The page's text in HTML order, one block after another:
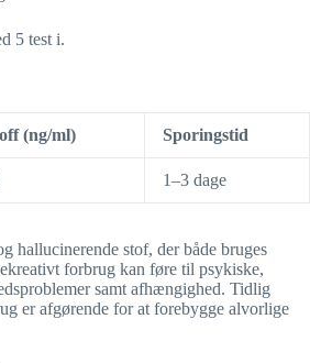
5 test i.
(ng/ml) Sporingstid
1–3 dage
hallucinerende stof, der både bruges
forbrug kan føre til psykiske,
samt afhængighed. Tidlig
er afgørende for at forebygge alvorlige